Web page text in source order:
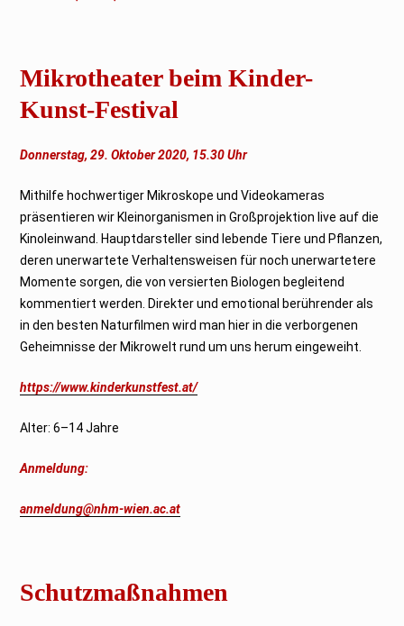
Mikrotheater beim Kinder-
Kunst-Festival
Donnerstag, 29. Oktober 2020, 15.30 Uhr
Mithilfe hochwertiger Mikroskope und Videokameras
präsentieren wir Kleinorganismen in Großprojektion live auf die
Kinoleinwand. Hauptdarsteller sind lebende Tiere und Pflanzen,
deren unerwartete Verhaltensweisen für noch unerwartetere
Momente sorgen, die von versierten Biologen begleitend
kommentiert werden. Direkter und emotional berührender als
in den besten Naturfilmen wird man hier in die verborgenen
Geheimnisse der Mikrowelt rund um uns herum eingeweiht.
https://www.kinderkunstfest.at/
Alter: 6–14 Jahre
Anmeldung:
anmeldung@nhm-wien.ac.at
Schutzmaßnahmen